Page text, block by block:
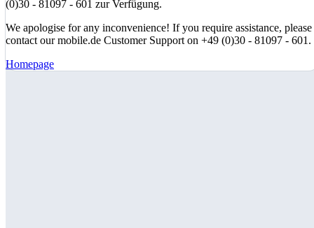
(0)30 - 81097 - 601 zur Verfügung.
We apologise for any inconvenience! If you require assistance, please
contact our mobile.de Customer Support on +49 (0)30 - 81097 - 601.
Homepage